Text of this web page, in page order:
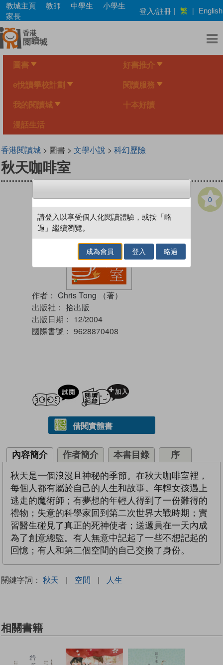
Skip
main
content
教城主頁 教師 中學生
小學生
家長
登入/註冊 | 繁 | English
圖書 好書推介
e悅讀學校計劃 閱讀服務
我的閱讀城 十本好讀
漫話生活
香港閱讀城> 圖書 > 文學小說 > 科幻歷險
秋天咖啡室
0
作者： Chris Tong （著）
出版社： 拾出版
出版日期： 12/2004
國際書號： 9628870408
試閲
借閱實體書
內容簡介 作者簡介 本書目錄 序
秋天是一個浪漫且神秘的季節。在秋天咖啡室裡，
每個人都有屬於自己的人生和故事。年輕女孩遇上
逃走的魔術師；有夢想的年輕人得到了一份難得的
禮物；失意的科學家回到第二次世界大戰時期；實
習醫生碰見了真正的死神使者；送遞員在一天內成
為了創意總監。有人無意中記起了一些不想記起的
回憶；有人和第二個空間的自己交換了身份。
關鍵字詞： 秋天 | 空間 | 人生
相關書籍
請登入以享受個人化閱讀體驗，或按「略
過」繼續瀏覽。
成為會員 登入 略過